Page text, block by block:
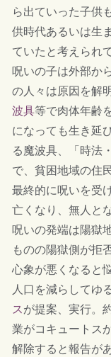
ら出ていった子供
供時代あるいは生
ていたと考えられ
呪いの子は外部か
の人々は原因を解
波具等で肉体年齢
になっても生き延
る魔波具、「時法
で、貧困地域の住
最終的に呪いを受
亡くなり、無人と
呪いの発端は陽獄
ものの陽獄側が拒
心象が悪くなると
人口を減らしてゆ
スが提案、実行。
業がコキュートス
解除すると報告が